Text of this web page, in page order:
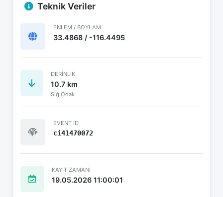
Teknik Veriler
ENLEM / BOYLAM
33.4868 / -116.4495
DERINLIK
10.7 km
Sığ Odak
EVENT ID
ci41470072
KAYIT ZAMANI
19.05.2026 11:00:01